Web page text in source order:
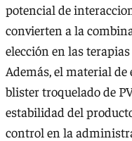
potencial de
convierten a la
elección en las
Además, el material
blister troquelado de
estabilidad del
control en la